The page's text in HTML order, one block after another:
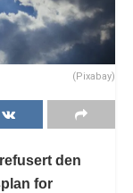
(Pixabay)
den
for